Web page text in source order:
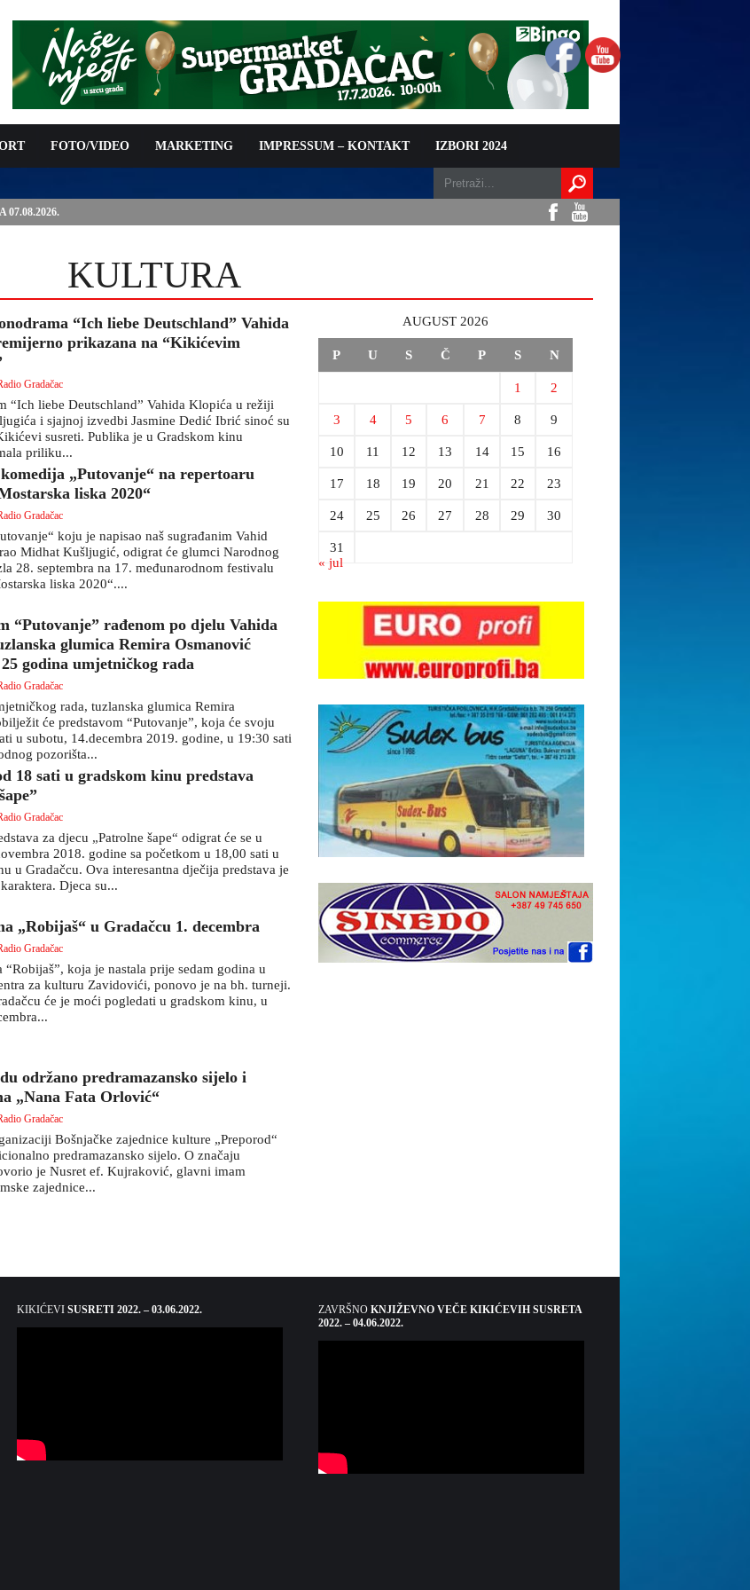
FOTO/VIDEO MARKETING IMPRESSUM – KONTAKT IZBORI 2024
07.08.2026.
KULTURA
“Ich liebe Deutschland” Vahida
prikazana na “Kikićevim
Gradačac
“Ich liebe Deutschland” Vahida Klopića u režiji
i sjajnoj izvedbi Jasmine Dedić Ibrić sinoć su
susreti. Publika je u Gradskom kinu
priliku...
„Putovanje“ na repertoaru
liska 2020“
Gradačac
koju je napisao naš sugrađanim Vahid
Midhat Kušljugić, odigrat će glumci Narodnog
28. septembra na 17. međunarodnom festivalu
liska 2020“....
“Putovanje” rađenom po djelu Vahida
glumica Remira Osmanović
godina umjetničkog rada
Gradačac
rada, tuzlanska glumica Remira
će predstavom “Putovanje”, koja će svoju
u subotu, 14.decembra 2019. godine, u 19:30 sati
pozorišta...
18 sati u gradskom kinu predstava
Gradačac
za djecu „Patrolne šape“ odigrat će se u
2018. godine sa početkom u 18,00 sati u
u Gradačcu. Ova interesantna dječija predstava je
Djeca su...
„Robijaš“ u Gradačcu 1. decembra
Gradačac
“Robijaš”, koja je nastala prije sedam godina u
za kulturu Zavidovići, ponovo je na bh. turneji.
će je moći pogledati u gradskom kinu, u
održano predramazansko sijelo i
„Nana Fata Orlović“
Gradačac
Bošnjačke zajednice kulture „Preporod“
predramazansko sijelo. O značaju
je Nusret ef. Kujraković, glavni imam
zajednice...
AUGUST 2026
P U S Č P S N
1 2
3 4 5 6 7 8 9
10 11 12 13 14 15 16
17 18 19 20 21 22 23
24 25 26 27 28 29 30
31
« jul
KIKIĆEVI SUSRETI 2022. – 03.06.2022. ZAVRŠNO KNJIŽEVNO VEČE KIKIĆEVIH SUSRETA
2022. – 04.06.2022.